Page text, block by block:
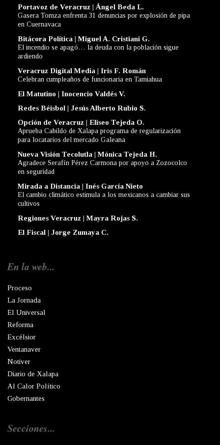
Portavoz de Veracruz | Ángel Beda L.
Gasera Tomza enfrenta 31 denuncias por explosión de pipa
en Cuernavaca
Bitácora Política | Miguel A. Cristiani G.
El incendio se apagó… la deuda con la población sigue
ardiendo
Veracruz Digital Media | Iris F. Román
Celebran cumpleaños de funcionaria en Tamiahua
El Matutino | Inocencio Valdés V.
Redes Béisbol | Jesús Alberto Rubio S.
Opción de Veracruz | Eliseo Tejeda O.
Aprueba Cabildo de Xalapa programa de regularización
para locatarios del mercado Galeana
Nueva Visión Tecolutla | Mónica Tejeda H.
Agradece Serafín Pérez Carmona por apoyo a Zozocolco
en seguridad
Mirada a Distancia | Inés García Nieto
El cambio climático estimula a los mexicanos a cambiar sus
cultivos
Regiones Veracruz | Mayra Rojas S.
El Fiscal | Jorge Zumaya C.
En la web...
Proceso
La Jornada
El Universal
Reforma
Excélsior
Ventanaver
Notiver
Diario de Xalapa
Al Calor Político
Gobernantes
Secciones...